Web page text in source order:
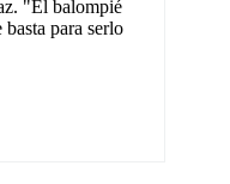
"El balompié
para serlo